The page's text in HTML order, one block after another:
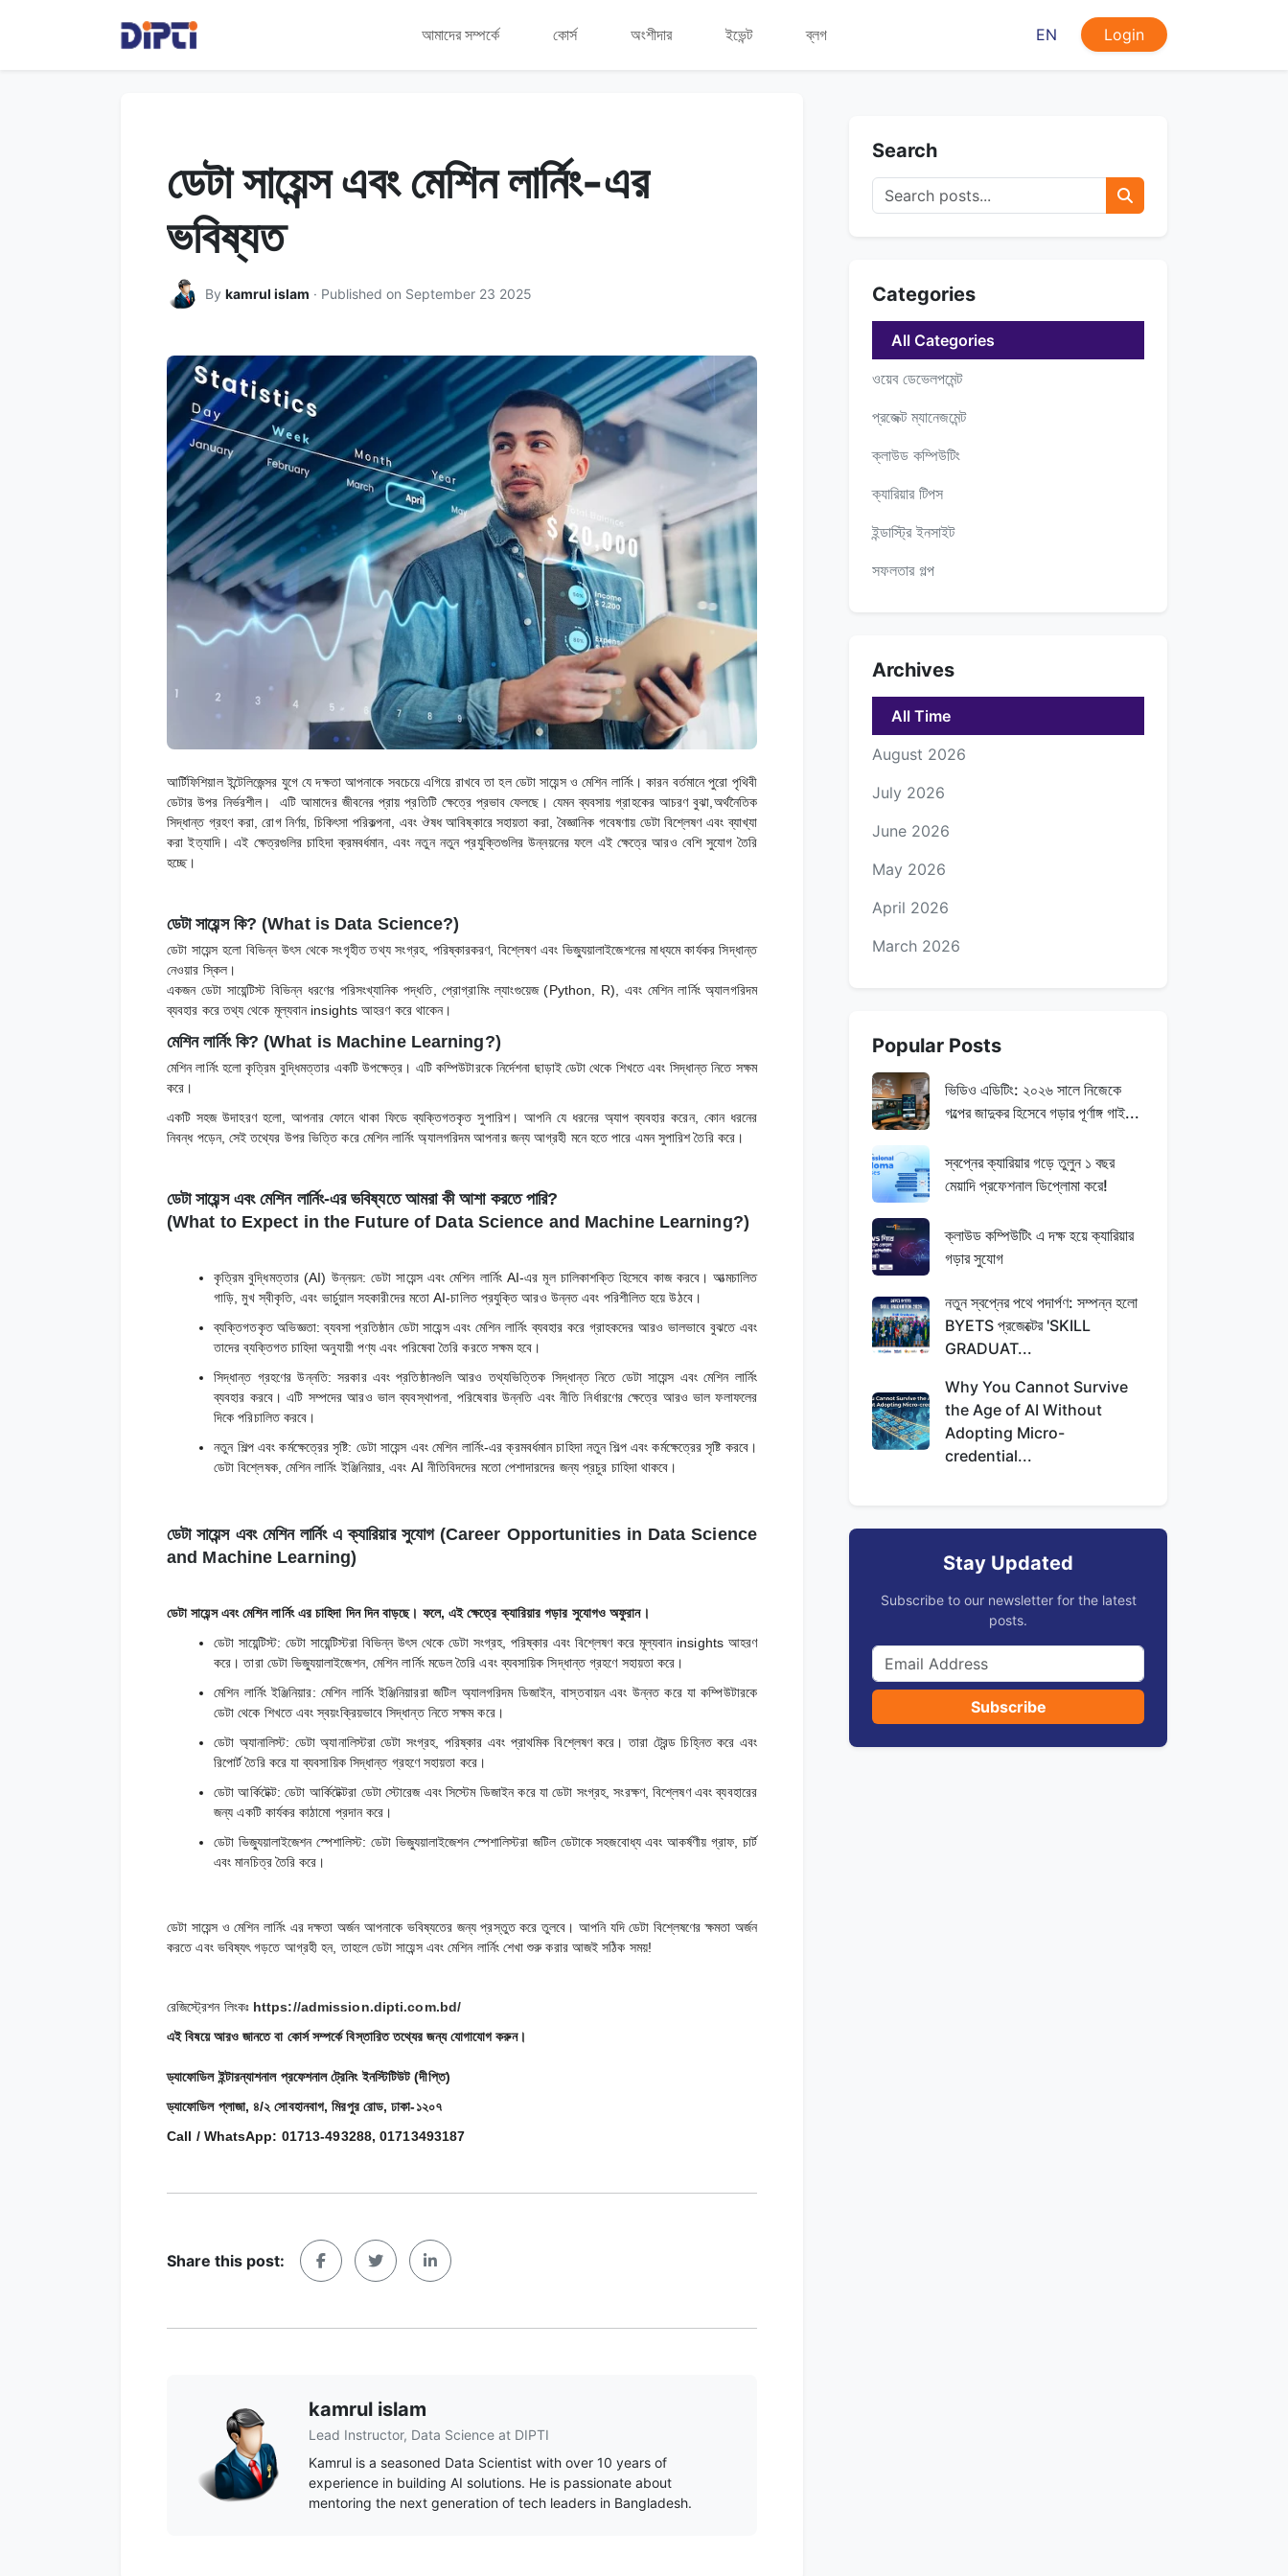
আমাদের সম্পর্কে কোর্স অংশীদার ইভেন্ট ব্লগ EN Login
ডেটা সায়েন্স এবং মেশিন লার্নিং-এর
ভবিষ্যত
By kamrul islam · Published on September 23 2025
আর্টিফিশিয়াল ইন্টেলিজেন্সর যুগে যে দক্ষতা আপনাকে সবচেয়ে এগিয়ে রাখবে তা হল ডেটা সায়েন্স ও মেশিন লার্নিং। কারন বর্তমানে পুরো পৃথিবী
ডেটার উপর নির্ভরশীল। এটি আমাদের জীবনের প্রায় প্রতিটি ক্ষেত্রে প্রভাব ফেলছে। যেমন ব্যবসায় গ্রাহকের আচরণ বুঝা,অর্থনৈতিক
সিদ্ধান্ত গ্রহণ করা, রোগ নির্ণয়, চিকিৎসা পরিকল্পনা, এবং ঔষধ আবিষ্কারে সহায়তা করা, বৈজ্ঞানিক গবেষণায় ডেটা বিশ্লেষণ এবং ব্যাখ্যা
করা ইত্যাদি। এই ক্ষেত্রগুলির চাহিদা ক্রমবর্ধমান, এবং নতুন নতুন প্রযুক্তিগুলির উন্নয়নের ফলে এই ক্ষেত্রে আরও বেশি সুযোগ তৈরি
হচ্ছে।
ডেটা সায়েন্স কি? (What is Data Science?)
ডেটা সায়েন্স হলো বিভিন্ন উৎস থেকে সংগৃহীত তথ্য সংগ্রহ, পরিষ্কারকরণ, বিশ্লেষণ এবং ভিজ্যুয়ালাইজেশনের মাধ্যমে কার্যকর সিদ্ধান্ত
নেওয়ার স্কিল।
একজন ডেটা সায়েন্টিস্ট বিভিন্ন ধরণের পরিসংখ্যানিক পদ্ধতি, প্রোগ্রামিং ল্যাংগুয়েজ (Python, R), এবং মেশিন লার্নিং অ্যালগরিদম
ব্যবহার করে তথ্য থেকে মূল্যবান insights আহরণ করে থাকেন।
মেশিন লার্নিং কি? (What is Machine Learning?)
মেশিন লার্নিং হলো কৃত্রিম বুদ্ধিমত্তার একটি উপক্ষেত্র। এটি কম্পিউটারকে নির্দেশনা ছাড়াই ডেটা থেকে শিখতে এবং সিদ্ধান্ত নিতে সক্ষম
করে।
একটি সহজ উদাহরণ হলো, আপনার ফোনে থাকা ফিডে ব্যক্তিগতকৃত সুপারিশ। আপনি যে ধরনের অ্যাপ ব্যবহার করেন, কোন ধরনের
নিবন্ধ পড়েন, সেই তথ্যের উপর ভিত্তি করে মেশিন লার্নিং অ্যালগরিদম আপনার জন্য আগ্রহী মনে হতে পারে এমন সুপারিশ তৈরি করে।
ডেটা সায়েন্স এবং মেশিন লার্নিং-এর ভবিষ্যতে আমরা কী আশা করতে পারি?
(What to Expect in the Future of Data Science and Machine Learning?)
কৃত্রিম বুদ্ধিমত্তার (AI) উন্নয়ন: ডেটা সায়েন্স এবং মেশিন লার্নিং AI-এর মূল চালিকাশক্তি হিসেবে কাজ করবে। আত্মচালিত
গাড়ি, মুখ স্বীকৃতি, এবং ভার্চুয়াল সহকারীদের মতো AI-চালিত প্রযুক্তি আরও উন্নত এবং পরিশীলিত হয়ে উঠবে।
ব্যক্তিগতকৃত অভিজ্ঞতা: ব্যবসা প্রতিষ্ঠান ডেটা সায়েন্স এবং মেশিন লার্নিং ব্যবহার করে গ্রাহকদের আরও ভালভাবে বুঝতে এবং
তাদের ব্যক্তিগত চাহিদা অনুযায়ী পণ্য এবং পরিষেবা তৈরি করতে সক্ষম হবে।
সিদ্ধান্ত গ্রহণের উন্নতি: সরকার এবং প্রতিষ্ঠানগুলি আরও তথ্যভিত্তিক সিদ্ধান্ত নিতে ডেটা সায়েন্স এবং মেশিন লার্নিং
ব্যবহার করবে। এটি সম্পদের আরও ভাল ব্যবস্থাপনা, পরিষেবার উন্নতি এবং নীতি নির্ধারণের ক্ষেত্রে আরও ভাল ফলাফলের
দিকে পরিচালিত করবে।
নতুন শিল্প এবং কর্মক্ষেত্রের সৃষ্টি: ডেটা সায়েন্স এবং মেশিন লার্নিং-এর ক্রমবর্ধমান চাহিদা নতুন শিল্প এবং কর্মক্ষেত্রের সৃষ্টি করবে।
ডেটা বিশ্লেষক, মেশিন লার্নিং ইঞ্জিনিয়ার, এবং AI নীতিবিদদের মতো পেশাদারদের জন্য প্রচুর চাহিদা থাকবে।
ডেটা সায়েন্স এবং মেশিন লার্নিং এ ক্যারিয়ার সুযোগ (Career Opportunities in Data Science
and Machine Learning)
ডেটা সায়েন্স এবং মেশিন লার্নিং এর চাহিদা দিন দিন বাড়ছে। ফলে, এই ক্ষেত্রে ক্যারিয়ার গড়ার সুযোগও অফুরান।
ডেটা সায়েন্টিস্ট: ডেটা সায়েন্টিস্টরা বিভিন্ন উৎস থেকে ডেটা সংগ্রহ, পরিষ্কার এবং বিশ্লেষণ করে মূল্যবান insights আহরণ
করে। তারা ডেটা ভিজ্যুয়ালাইজেশন, মেশিন লার্নিং মডেল তৈরি এবং ব্যবসায়িক সিদ্ধান্ত গ্রহণে সহায়তা করে।
মেশিন লার্নিং ইঞ্জিনিয়ার: মেশিন লার্নিং ইঞ্জিনিয়াররা জটিল অ্যালগরিদম ডিজাইন, বাস্তবায়ন এবং উন্নত করে যা কম্পিউটারকে
ডেটা থেকে শিখতে এবং স্বয়ংক্রিয়ভাবে সিদ্ধান্ত নিতে সক্ষম করে।
ডেটা অ্যানালিস্ট: ডেটা অ্যানালিস্টরা ডেটা সংগ্রহ, পরিষ্কার এবং প্রাথমিক বিশ্লেষণ করে। তারা ট্রেন্ড চিহ্নিত করে এবং
রিপোর্ট তৈরি করে যা ব্যবসায়িক সিদ্ধান্ত গ্রহণে সহায়তা করে।
ডেটা আর্কিটেক্ট: ডেটা আর্কিটেক্টরা ডেটা স্টোরেজ এবং সিস্টেম ডিজাইন করে যা ডেটা সংগ্রহ, সংরক্ষণ, বিশ্লেষণ এবং ব্যবহারের
জন্য একটি কার্যকর কাঠামো প্রদান করে।
ডেটা ভিজ্যুয়ালাইজেশন স্পেশালিস্ট: ডেটা ভিজ্যুয়ালাইজেশন স্পেশালিস্টরা জটিল ডেটাকে সহজবোধ্য এবং আকর্ষণীয় গ্রাফ, চার্ট
এবং মানচিত্র তৈরি করে।
ডেটা সায়েন্স ও মেশিন লার্নিং এর দক্ষতা অর্জন আপনাকে ভবিষ্যতের জন্য প্রস্তুত করে তুলবে। আপনি যদি ডেটা বিশ্লেষণের ক্ষমতা অর্জন
করতে এবং ভবিষ্যৎ গড়তে আগ্রহী হন, তাহলে ডেটা সায়েন্স এবং মেশিন লার্নিং শেখা শুরু করার আজই সঠিক সময়!
রেজিস্ট্রেশন লিংকঃ https://admission.dipti.com.bd/
এই বিষয়ে আরও জানতে বা কোর্স সম্পর্কে বিস্তারিত তথ্যের জন্য যোগাযোগ করুন।
ড্যাফোডিল ইন্টারন্যাশনাল প্রফেশনাল ট্রেনিং ইনস্টিটিউট (দীপ্তি)
ড্যাফোডিল প্লাজা, ৪/২ সোবহানবাগ, মিরপুর রোড, ঢাকা-১২০৭
Call / WhatsApp: 01713-493288, 01713493187
Share this post:
kamrul islam
Lead Instructor, Data Science at DIPTI
Kamrul is a seasoned Data Scientist with over 10 years of
experience in building AI solutions. He is passionate about
mentoring the next generation of tech leaders in Bangladesh.
Search
Categories
All Categories
ওয়েব ডেভেলপমেন্ট
প্রজেক্ট ম্যানেজমেন্ট
ক্লাউড কম্পিউটিং
ক্যারিয়ার টিপস
ইন্ডাস্ট্রি ইনসাইট
সফলতার গল্প
Archives
All Time
August 2026
July 2026
June 2026
May 2026
April 2026
March 2026
Popular Posts
ভিডিও এডিটিং: ২০২৬ সালে নিজেকে
গল্পের জাদুকর হিসেবে গড়ার পূর্ণাঙ্গ গাই...
স্বপ্নের ক্যারিয়ার গড়ে তুলুন ১ বছর
মেয়াদি প্রফেশনাল ডিপ্লোমা করে!
ক্লাউড কম্পিউটিং এ দক্ষ হয়ে ক্যারিয়ার
গড়ার সুযোগ
নতুন স্বপ্নের পথে পদার্পণ: সম্পন্ন হলো
BYETS প্রজেক্টের 'SKILL
GRADUAT...
Why You Cannot Survive
the Age of AI Without
Adopting Micro-
credential...
Stay Updated
Subscribe to our newsletter for the latest
posts.
Subscribe